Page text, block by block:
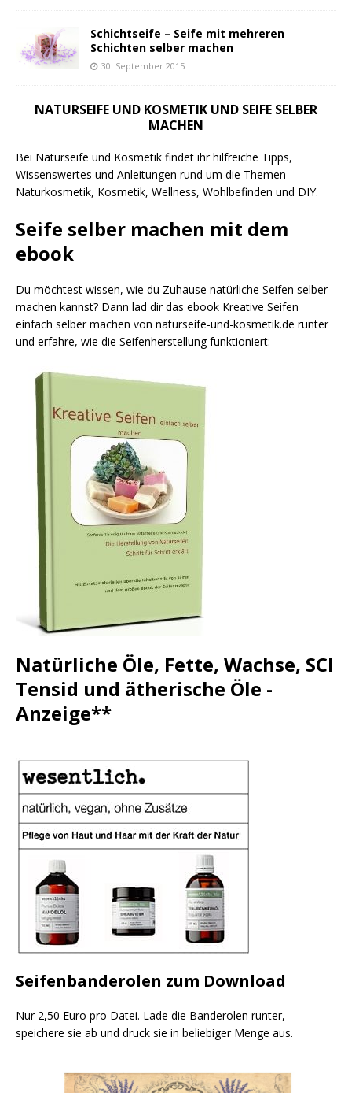
Schichtseife – Seife mit mehreren
Schichten selber machen
30. September 2015
NATURSEIFE UND KOSMETIK UND SEIFE SELBER
MACHEN
Bei Naturseife und Kosmetik findet ihr hilfreiche Tipps,
Wissenswertes und Anleitungen rund um die Themen
Naturkosmetik, Kosmetik, Wellness, Wohlbefinden und DIY.
Seife selber machen mit dem
ebook
Du möchtest wissen, wie du Zuhause natürliche Seifen selber
machen kannst? Dann lad dir das ebook Kreative Seifen
einfach selber machen von naturseife-und-kosmetik.de runter
und erfahre, wie die Seifenherstellung funktioniert:
Natürliche Öle, Fette, Wachse, SCI
Tensid und ätherische Öle -
Anzeige**
Seifenbanderolen zum Download
Nur 2,50 Euro pro Datei. Lade die Banderolen runter,
speichere sie ab und druck sie in beliebiger Menge aus.